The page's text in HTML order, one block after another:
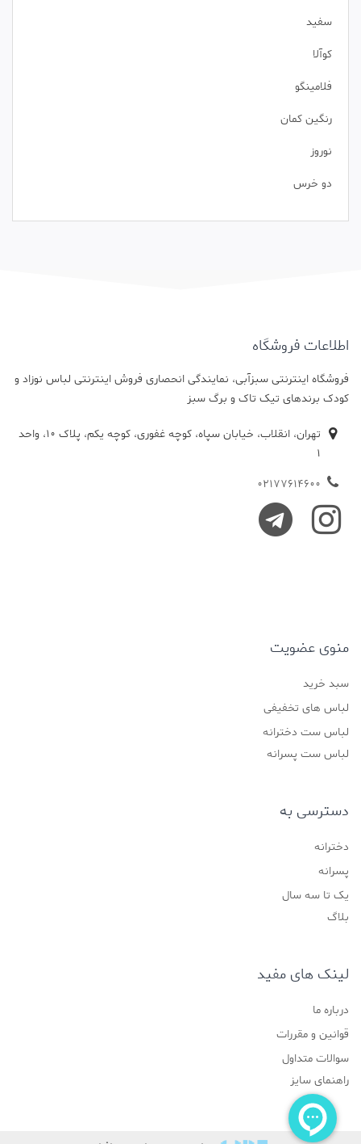
سفید
کوآلا
فلامینگو
رنگین کمان
نوروز
دو خرس
اطلاعات فروشگاه
فروشگاه اینترنتی سبزآبی، نمایندگی انحصاری فروش اینترنتی لباس نوزاد و
کودک برندهای تیک تاک و برگ سبز
تهران، انقلاب، خیابان سپاه، کوچه غفوری، کوچه یکم، پلاک 10، واحد
1
02177614600
منوی عضویت
سبد خرید
لباس های تخفیفی
لباس ست دخترانه
لباس ست پسرانه
دسترسی به
دخترانه
پسرانه
یک تا سه سال
بلاگ
لینک های مفید
درباره ما
قوانین و مقررات
سوالات متداول
راهنمای سایز